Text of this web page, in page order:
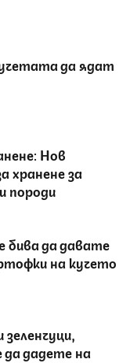
да ядат
Нов
хранене за
породи
бива да давате
на кучето
зеленчуци,
дадете на